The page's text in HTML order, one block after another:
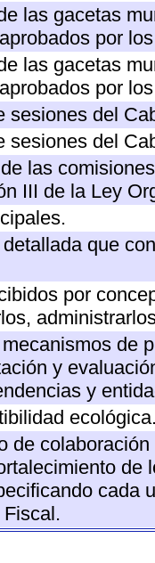
las gacetas
por
las gacetas
por
sesiones del
sesiones del
las
III de la Ley
que
por
de
y
y
de
de
cada